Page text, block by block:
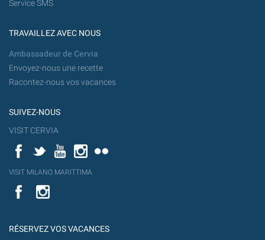
Service SMS
TRAVAILLEZ AVEC NOUS
Ambassadeur de Cervia
Envoyez-nous une recette
Racontez-nous vos vacances
SUIVEZ-NOUS
VISIT CERVIA
FacebookTwitterYouTubeInstagram
YouT
VISIT MILANO MARITTIMA
Flick
VISIT
MILANO
YouTube
RÉSERVEZ VOS VACANCES